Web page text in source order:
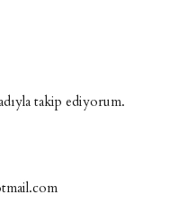
takip ediyorum.